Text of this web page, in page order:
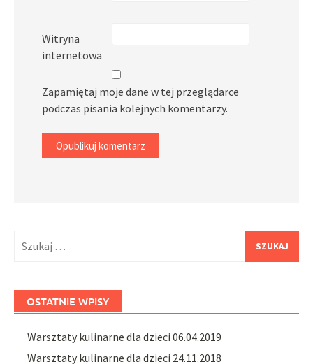
Witryna
internetowa
Zapamiętaj moje dane w tej przeglądarce
podczas pisania kolejnych komentarzy.
OSTATNIE WPISY
Warsztaty kulinarne dla dzieci 06.04.2019
Warsztaty kulinarne dla dzieci 24.11.2018